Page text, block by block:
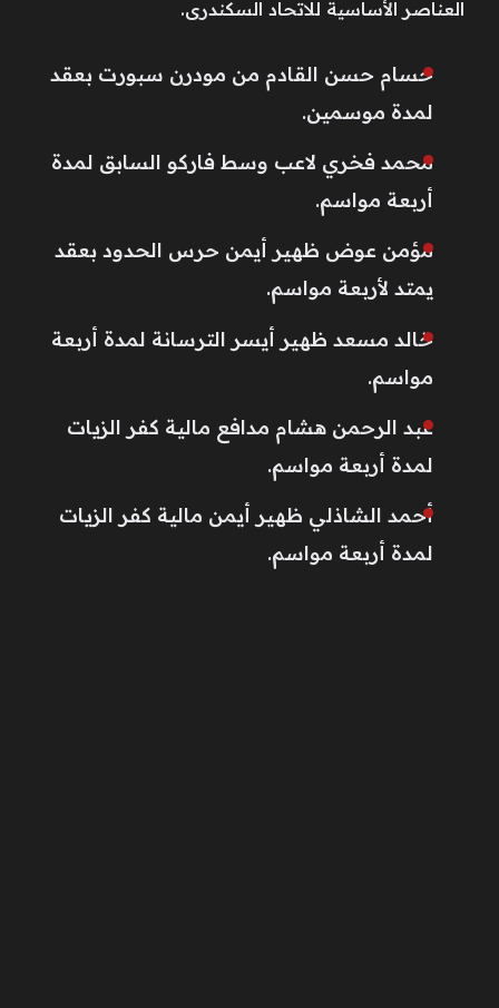
العناصر الأساسية للاتحاد السكندرى.
حسام حسن القادم من مودرن سبورت بعقد
لمدة موسمين.
محمد فخري لاعب وسط فاركو السابق لمدة
أربعة مواسم.
مؤمن عوض ظهير أيمن حرس الحدود بعقد
يمتد لأربعة مواسم.
خالد مسعد ظهير أيسر الترسانة لمدة أربعة
مواسم.
عبد الرحمن هشام مدافع مالية كفر الزيات
لمدة أربعة مواسم.
أحمد الشاذلي ظهير أيمن مالية كفر الزيات
لمدة أربعة مواسم.